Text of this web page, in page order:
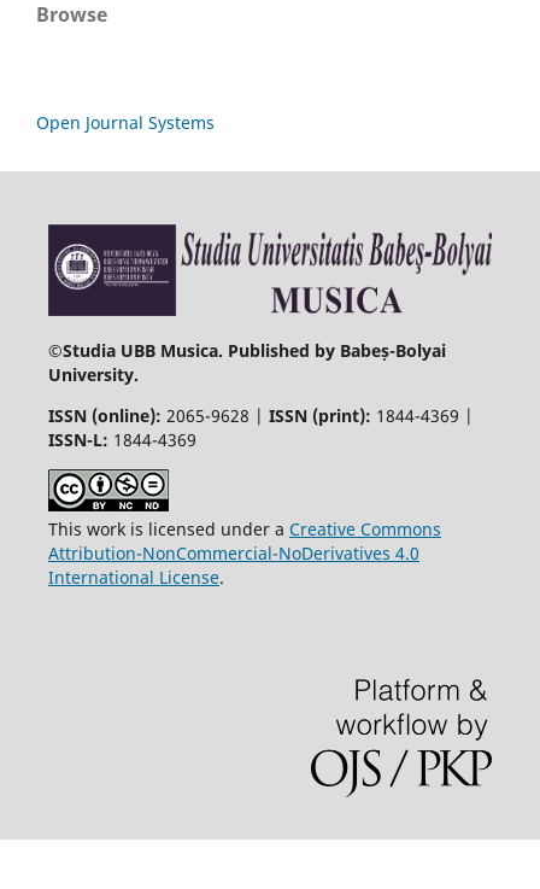
Browse
Open Journal Systems
©Studia UBB Musica. Published by Babeș-Bolyai
University.
ISSN (online): 2065-9628 | ISSN (print): 1844-4369 |
ISSN-L: 1844-4369
This work is licensed under a Creative Commons
Attribution-NonCommercial-NoDerivatives 4.0
International License.